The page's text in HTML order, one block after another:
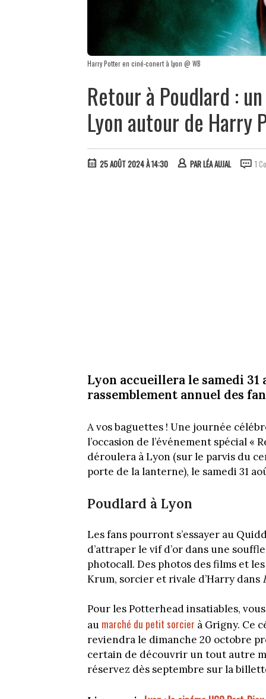
Harry Potter en ciné-conert à Lyon @ WB
Retour à Poudlard :
Lyon autour de Harry
25 AOÛT 2024 À 14:30 PARLÉA AUJAL 1
Lyon accueillera le samedi
rassemblement annuel des
A vos baguettes ! Une journée
l’occasion de l’événement spécial «
déroulera à Lyon (sur le parvis du
porte de la lanterne), le samedi 31
Poudlard à Lyon
Les fans pourront s’essayer au
d’attraper le vif d’or dans une
photocall. Des photos des films et
Krum, sorcier et rivale d’Harry dans
Pour les Potterhead insatiables,
au marché du petit sorcier à Grigny. Ce
reviendra le dimanche 20 octobre
certain de découvrir un tout autre
réservez dès septembre sur la